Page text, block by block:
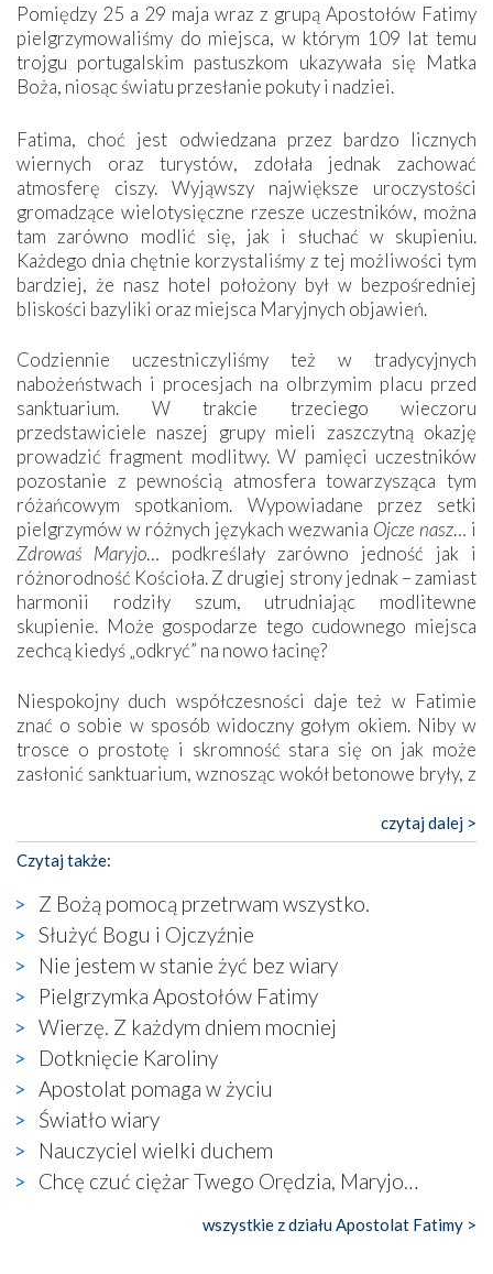
Pomiędzy 25 a 29 maja wraz z grupą Apostołów Fatimy
pielgrzymowaliśmy do miejsca, w którym 109 lat temu
trojgu portugalskim pastuszkom ukazywała się Matka
Boża, niosąc światu przesłanie pokuty i nadziei.
Fatima, choć jest odwiedzana przez bardzo licznych
wiernych oraz turystów, zdołała jednak zachować
atmosferę ciszy. Wyjąwszy największe uroczystości
gromadzące wielotysięczne rzesze uczestników, można
tam zarówno modlić się, jak i słuchać w skupieniu.
Każdego dnia chętnie korzystaliśmy z tej możliwości tym
bardziej, że nasz hotel położony był w bezpośredniej
bliskości bazyliki oraz miejsca Maryjnych objawień.
Codziennie uczestniczyliśmy też w tradycyjnych
nabożeństwach i procesjach na olbrzymim placu przed
sanktuarium. W trakcie trzeciego wieczoru
przedstawiciele naszej grupy mieli zaszczytną okazję
prowadzić fragment modlitwy. W pamięci uczestników
pozostanie z pewnością atmosfera towarzysząca tym
różańcowym spotkaniom. Wypowiadane przez setki
pielgrzymów w różnych językach wezwania Ojcze nasz… i
Zdrowaś Maryjo… podkreślały zarówno jedność jak i
różnorodność Kościoła. Z drugiej strony jednak – zamiast
harmonii rodziły szum, utrudniając modlitewne
skupienie. Może gospodarze tego cudownego miejsca
zechcą kiedyś „odkryć” na nowo łacinę?
Niespokojny duch współczesności daje też w Fatimie
znać o sobie w sposób widoczny gołym okiem. Niby w
trosce o prostotę i skromność stara się on jak może
zasłonić sanktuarium, wznosząc wokół betonowe bryły, z
katolickiego kultu. Tylko co wspólnego z żywą,
autentyczną wiarą mogą mieć płaskie, szare bunkry albo
kaplice, w których Tabernakulum przypomina bardziej
skrzynkę na narzędzia? Albo co powiedzieć o ustawionym
tuż przy nowej bazylice wielkim krzyżu, na którym
zamiast Chrystusa umieszczono dziwaczną postać jakby
wyjętą ze starożytnych hieroglifów? W kulturowym
kontekście naszych czasów to raczej karykatura niż godny
wizerunek Zbawiciela…
Zatem nawet w bezpośrednim otoczeniu sanktuarium
naocznie przekonaliśmy się, że wewnątrz Kościoła toczy
się ogromna walka o kształt katolicyzmu i o serca
wierzących. Do czego to zmaganie może prowadzić,
widzieliśmy w urokliwym, niewielkim mieście Obidos,
gdzie w miejscu dawnego kościoła działa dzisiaj…
księgarnia.
Nasze pielgrzymkowe wyprawy, których celem były
czytaj dalej >
Czytaj także:
Z Bożą pomocą przetrwam wszystko.
Służyć Bogu i Ojczyźnie
Nie jestem w stanie żyć bez wiary
Pielgrzymka Apostołów Fatimy
Wierzę. Z każdym dniem mocniej
Dotknięcie Karoliny
Apostolat pomaga w życiu
Światło wiary
Nauczyciel wielki duchem
Chcę czuć ciężar Twego Orędzia, Maryjo…
wszystkie z działu Apostolat Fatimy >